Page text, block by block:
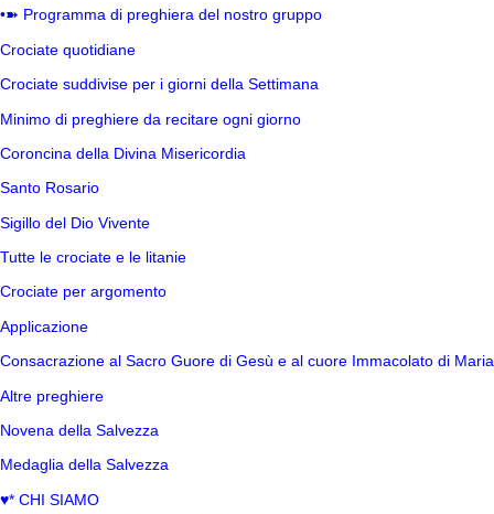
•➽ Programma di preghiera del nostro gruppo
Crociate quotidiane
Crociate suddivise per i giorni della Settimana
Minimo di preghiere da recitare ogni giorno
Coroncina della Divina Misericordia
Santo Rosario
Sigillo del Dio Vivente
Tutte le crociate e le litanie
Crociate per argomento
Applicazione
Consacrazione al Sacro Guore di Gesù e al cuore Immacolato di Maria
Altre preghiere
Novena della Salvezza
Medaglia della Salvezza
♥* CHI SIAMO